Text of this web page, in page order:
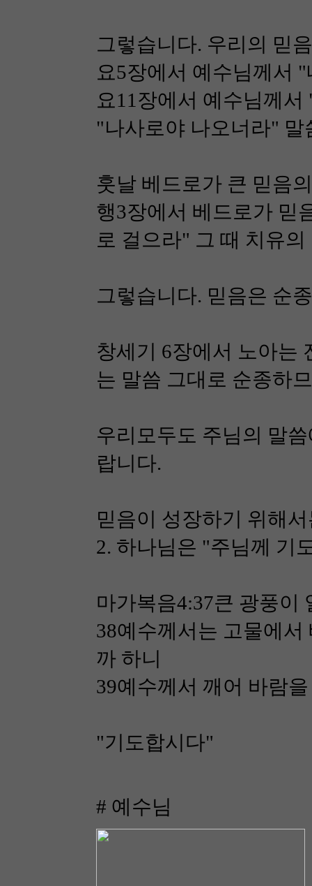
그렇습니다. 우리의 믿
요5장에서 예수님께서
요11장에서 예수님께
"나사로야 나오너라" 말
훗날 베드로가 큰 믿음
행3장에서 베드로가 믿
로 걸으라" 그 때 치유
그렇습니다. 믿음은 순
창세기 6장에서 노아는
는 말씀 그대로 순종하
우리모두도 주님의 말
랍니다.
믿음이 성장하기 위해
2. 하나님은 "주님께 기
마가복음4:37큰 광풍이
38예수께서는 고물에
까 하니
39예수께서 깨어 바람
"기도합시다"
# 예수님